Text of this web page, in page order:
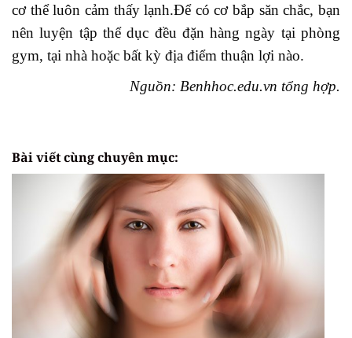
cơ thể luôn cảm thấy lạnh.Để có cơ bắp săn chắc, bạn
nên luyện tập thể dục đều đặn hàng ngày tại phòng
gym, tại nhà hoặc bất kỳ địa điểm thuận lợi nào.
Nguồn: Benhhoc.edu.vn tổng hợp.
Bài viết cùng chuyên mục: